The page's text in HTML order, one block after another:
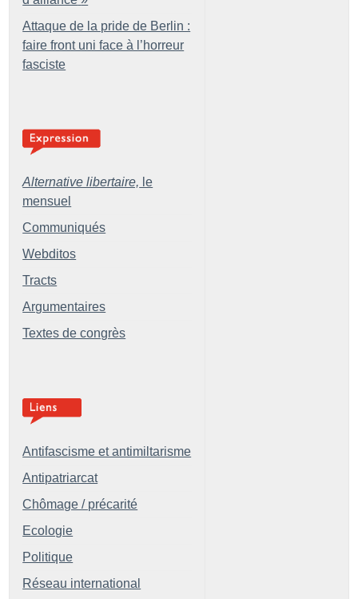
Attaque de la pride de Berlin :
faire front uni face à l’horreur
fasciste
Alternative libertaire, le
mensuel
Communiqués
Webditos
Tracts
Argumentaires
Textes de congrès
Antifascisme et antimiltarisme
Antipatriarcat
Chômage / précarité
Ecologie
Politique
Réseau international